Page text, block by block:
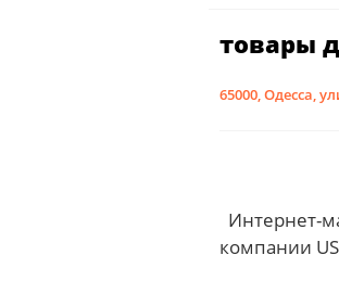
товары
65000, Одесса,
Интернет-
компании